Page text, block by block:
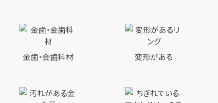
金歯・金歯科材 変形がある